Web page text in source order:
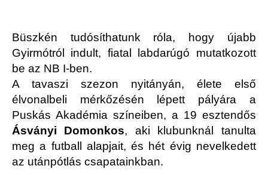
Büszkén tudósíthatunk róla, hogy újabb
Gyirmótról indult, fiatal labdarúgó mutatkozott
be az NB I-ben.
A tavaszi szezon nyitányán, élete első
élvonalbeli mérkőzésén lépett pályára a
Puskás Akadémia színeiben, a 19 esztendős
Ásványi Domonkos, aki klubunknál tanulta
meg a futball alapjait, és hét évig nevelkedett
az utánpótlás csapatainkban.